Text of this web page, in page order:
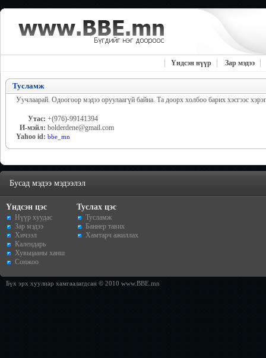
Үндсэн нүүр Зар мэдээ
Тусламж
Уучлаарай. Одоогоор мэдээ оруулаагүй байна. Та доорх холбоо барих хэсгээс
Утас: +(976)-99141394
И-мэйл: bolderdene@gmail.com
Yahoo id: bbe_mn
Бусад мэдээ мэдээлэл
Үндсэн цэс
Нүүр хуудас
Зар мэдээ
Хичээл
Календарь
Хувьцааны ханш
Сонжоо
Туслах цэс
Тусламж
Баннер тавих
Хамтарч ажиллах
Бүх эрх хуулиар хамгаалагдсан © 2010 www.BBE.mn